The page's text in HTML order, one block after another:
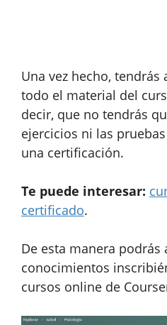
Una vez hecho, tendrás
todo el material del
decir, que no tendrás
ejercicios ni las
una certificación.
Te puede interesar:
certificado.
De esta manera podrás
conocimientos
cursos online de